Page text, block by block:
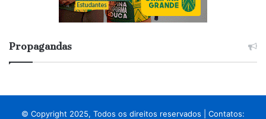
Propagandas
© Copyright 2025, Todos os direitos reservados | Contatos: